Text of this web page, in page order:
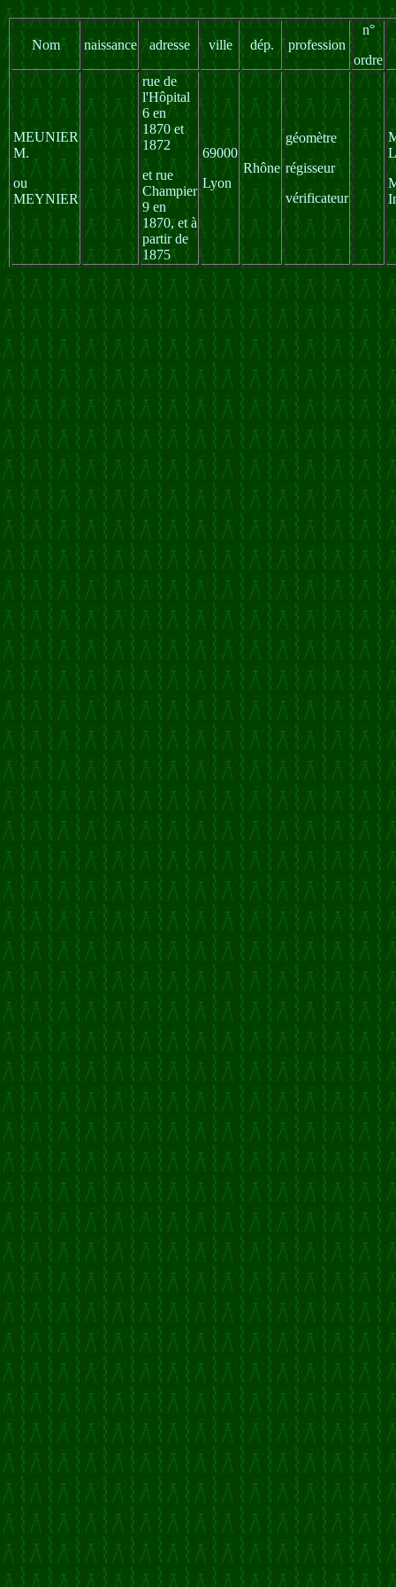
Nom naissance adresse ville dép. profession
n°
ordre
MEUNIER
M.
ou
MEYNIER
rue de
l'Hôpital
6 en
1870 et
1872
et rue
Champier
9 en
1870, et à
partir de
1875
69000
Lyon
Rhône
géomètre
régisseur
vérificateur